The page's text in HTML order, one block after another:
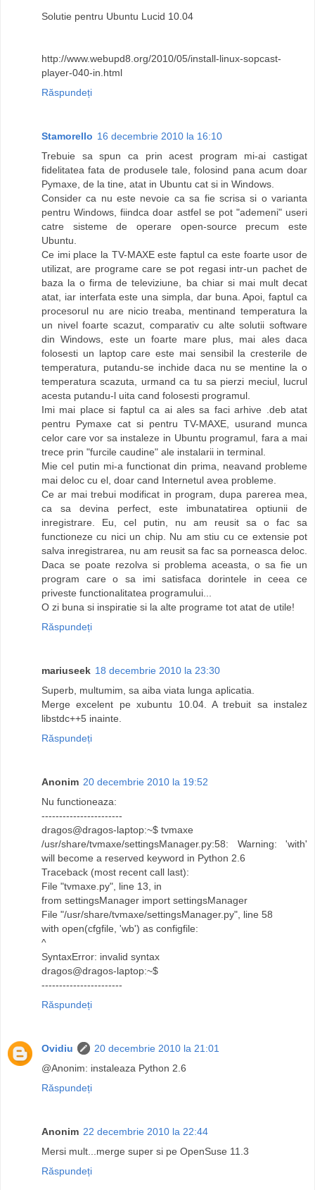
Solutie pentru Ubuntu Lucid 10.04
http://www.webupd8.org/2010/05/install-linux-sopcast-
player-040-in.html
Răspundeți
Stamorello 16 decembrie 2010 la 16:10
Trebuie sa spun ca prin acest program mi-ai castigat
fidelitatea fata de produsele tale, folosind pana acum doar
Pymaxe, de la tine, atat in Ubuntu cat si in Windows.
Consider ca nu este nevoie ca sa fie scrisa si o varianta
pentru Windows, fiindca doar astfel se pot "ademeni" useri
catre sisteme de operare open-source precum este
Ubuntu.
Ce imi place la TV-MAXE este faptul ca este foarte usor de
utilizat, are programe care se pot regasi intr-un pachet de
baza la o firma de televiziune, ba chiar si mai mult decat
atat, iar interfata este una simpla, dar buna. Apoi, faptul ca
procesorul nu are nicio treaba, mentinand temperatura la
un nivel foarte scazut, comparativ cu alte solutii software
din Windows, este un foarte mare plus, mai ales daca
folosesti un laptop care este mai sensibil la cresterile de
temperatura, putandu-se inchide daca nu se mentine la o
temperatura scazuta, urmand ca tu sa pierzi meciul, lucrul
acesta putandu-l uita cand folosesti programul.
Imi mai place si faptul ca ai ales sa faci arhive .deb atat
pentru Pymaxe cat si pentru TV-MAXE, usurand munca
celor care vor sa instaleze in Ubuntu programul, fara a mai
trece prin "furcile caudine" ale instalarii in terminal.
Mie cel putin mi-a functionat din prima, neavand probleme
mai deloc cu el, doar cand Internetul avea probleme.
Ce ar mai trebui modificat in program, dupa parerea mea,
ca sa devina perfect, este imbunatatirea optiunii de
inregistrare. Eu, cel putin, nu am reusit sa o fac sa
functioneze cu nici un chip. Nu am stiu cu ce extensie pot
salva inregistrarea, nu am reusit sa fac sa porneasca deloc.
Daca se poate rezolva si problema aceasta, o sa fie un
program care o sa imi satisfaca dorintele in ceea ce
priveste functionalitatea programului...
O zi buna si inspiratie si la alte programe tot atat de utile!
Răspundeți
mariuseek 18 decembrie 2010 la 23:30
Superb, multumim, sa aiba viata lunga aplicatia.
Merge excelent pe xubuntu 10.04. A trebuit sa instalez
libstdc++5 inainte.
Răspundeți
Anonim 20 decembrie 2010 la 19:52
Nu functioneaza:
-----------------------
dragos@dragos-laptop:~$ tvmaxe
/usr/share/tvmaxe/settingsManager.py:58: Warning: 'with'
will become a reserved keyword in Python 2.6
Traceback (most recent call last):
File "tvmaxe.py", line 13, in
from settingsManager import settingsManager
File "/usr/share/tvmaxe/settingsManager.py", line 58
with open(cfgfile, 'wb') as configfile:
^
SyntaxError: invalid syntax
dragos@dragos-laptop:~$
-----------------------
Răspundeți
Ovidiu
20 decembrie 2010 la 21:01
@Anonim: instaleaza Python 2.6
Răspundeți
Anonim 22 decembrie 2010 la 22:44
Mersi mult...merge super si pe OpenSuse 11.3
Răspundeți